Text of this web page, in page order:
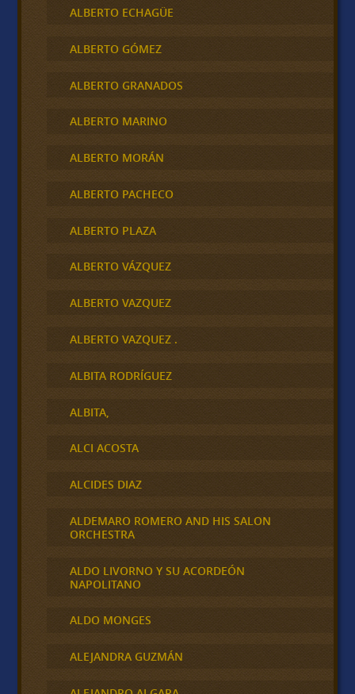
ALBERTO ECHAGÜE
ALBERTO GÓMEZ
ALBERTO GRANADOS
ALBERTO MARINO
ALBERTO MORÁN
ALBERTO PACHECO
ALBERTO PLAZA
ALBERTO VÁZQUEZ
ALBERTO VAZQUEZ
ALBERTO VAZQUEZ .
ALBITA RODRÍGUEZ
ALBITA,
ALCI ACOSTA
ALCIDES DIAZ
ALDEMARO ROMERO AND HIS SALON
ORCHESTRA
ALDO LIVORNO Y SU ACORDEÓN
NAPOLITANO
ALDO MONGES
ALEJANDRA GUZMÁN